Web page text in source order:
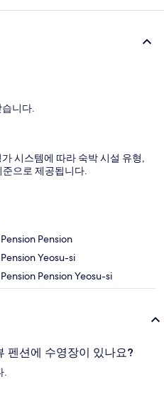
니다.
시스템에 따라 숙박 시설 유형,
으로 제공됩니다.
Pension
Yeosu-si
Pension Yeosu-si
펜션에 수영장이 있나요?
.